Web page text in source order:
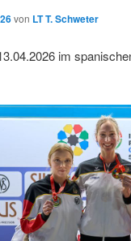
von LT T. Schweter
im